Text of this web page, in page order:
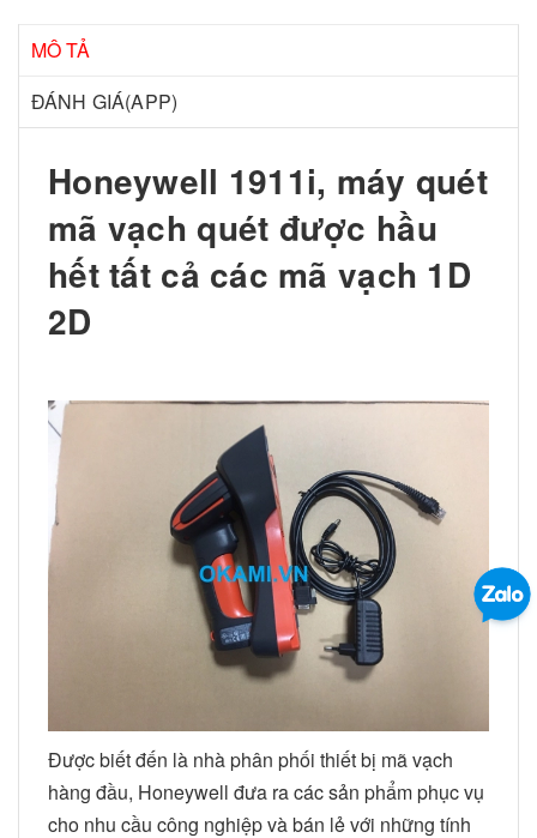
MÔ TẢ
ĐÁNH GIÁ(APP)
Honeywell 1911i, máy quét
mã vạch quét được hầu
hết tất cả các mã vạch 1D
2D
Được biết đến là nhà phân phối thiết bị mã vạch
hàng đầu, Honeywell đưa ra các sản phẩm phục vụ
cho nhu cầu công nghiệp và bán lẻ với những tính